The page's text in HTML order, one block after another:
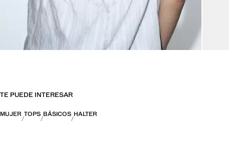
TE PUEDE INTERESAR
MUJER TOPS BÁSICOS HALTER